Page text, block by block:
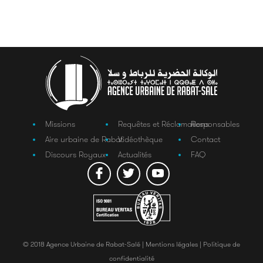
Missions
Aire urbaine de Rabat
Discours Royaux
Requêtes et Réclamations
Vidéothèque
Actualités
Responsables
Contact
FAQ
© 2018 Agence Urbaine de Rabat-Salé | Mentions légales | Politique de
confidentialité